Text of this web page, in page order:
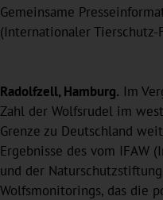
Gemeinsame
(Internationaler Tierschutz-
Radolfzell, Hamburg. Im
Zahl der Wolfsrudel im
Grenze zu Deutschland
Ergebnisse des vom IFAW
und der
Wolfsmonitorings, das die